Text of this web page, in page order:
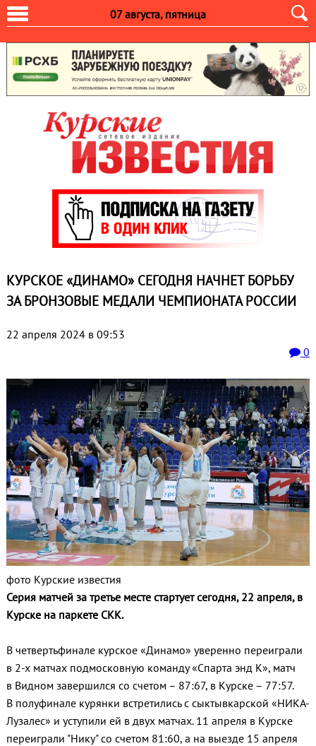
07 августа, пятница
КУРСКОЕ «ДИНАМО» СЕГОДНЯ НАЧНЕТ БОРЬБУ
ЗА БРОНЗОВЫЕ МЕДАЛИ ЧЕМПИОНАТА РОССИИ
22 апреля 2024 в 09:53
0
фото Курские известия
Серия матчей за третье месте стартует сегодня, 22 апреля, в
Курске на паркете СКК.
В четвертьфинале курское «Динамо» уверенно переиграли
в 2-х матчах подмосковную команду «Спарта энд К», матч
в Видном завершился со счетом – 87:67, в Курске – 77:57.
В полуфинале курянки встретились с сыктывкарской «НИКА-
Лузалес» и уступили ей в двух матчах. 11 апреля в Курске
переиграли "Нику" со счетом 81:60, а на выезде 15 апреля